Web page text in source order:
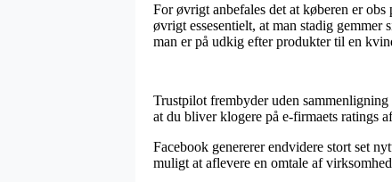
For øvrigt anbefales det at køberen er
øvrigt essesentielt, at man stadig
man er på udkig efter produkter til en
Trustpilot frembyder uden
at du bliver klogere på e-firmaets ratings
Facebook genererer endvidere stort set
muligt at aflevere en omtale af